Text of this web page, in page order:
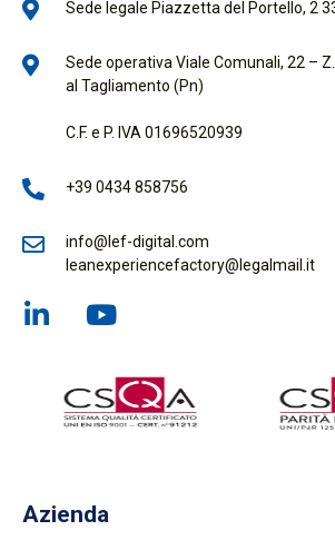
Sede legale Piazzetta del Portello, 2
Sede operativa Viale Comunali, 22 –
al Tagliamento (Pn)
C.F. e P. IVA 01696520939
+39 0434 858756
info@lef-digital.com
leanexperiencefactory@legalmail.it
Azienda